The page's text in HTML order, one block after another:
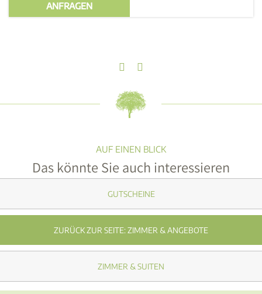
ANFRAGEN
GUTSCHEINE
ZURÜCK ZUR SEITE: ZIMMER & ANGEBOTE
ZIMMER & SUITEN